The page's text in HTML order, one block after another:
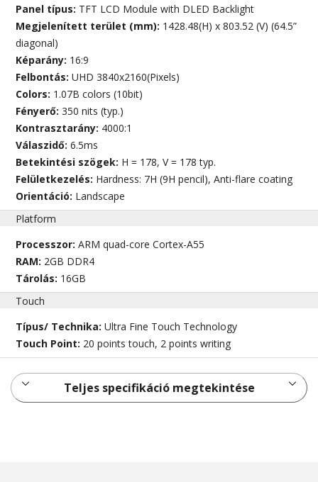
Panel típus: TFT LCD Module with DLED Backlight
Megjelenített terület (mm): 1428.48(H) x 803.52 (V) (64.5”
diagonal)
Képarány: 16:9
Felbontás:UHD 3840x2160(Pixels)
Colors: 1.07B colors (10bit)
Fényerő:350 nits (typ.)
Kontrasztarány: 4000:1
Válaszidő:6.5ms
Betekintési szögek: H = 178, V = 178 typ.
Felületkezelés: Hardness: 7H (9H pencil), Anti-flare coating
Orientáció: Landscape
Platform
Processzor:ARM quad-core Cortex-A55
RAM: 2GB DDR4
Tárolás: 16GB
Touch
Típus/ Technika:Ultra Fine Touch Technology
Touch Point: 20 points touch, 2 points writing
Teljes specifikáció megtekintése